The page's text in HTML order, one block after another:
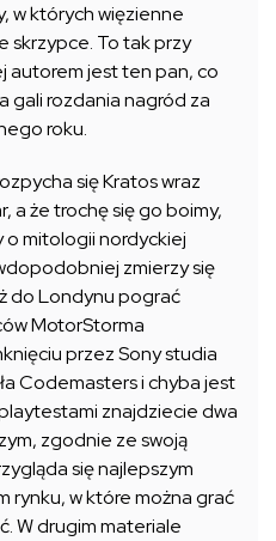
w których więzienne
skrzypce. To tak przy
autorem jest ten pan, co
gali rozdania nagród za
roku.
się Kratos wraz
a że trochę się go boimy,
o mitologii nordyckiej
zmierzy się
do Londynu pograć
MotorStorma
przez Sony studia
Codemasters i chyba jest
znajdziecie dwa
zgodnie ze swoją
się najlepszym
rynku, w które można grać
W drugim materiale